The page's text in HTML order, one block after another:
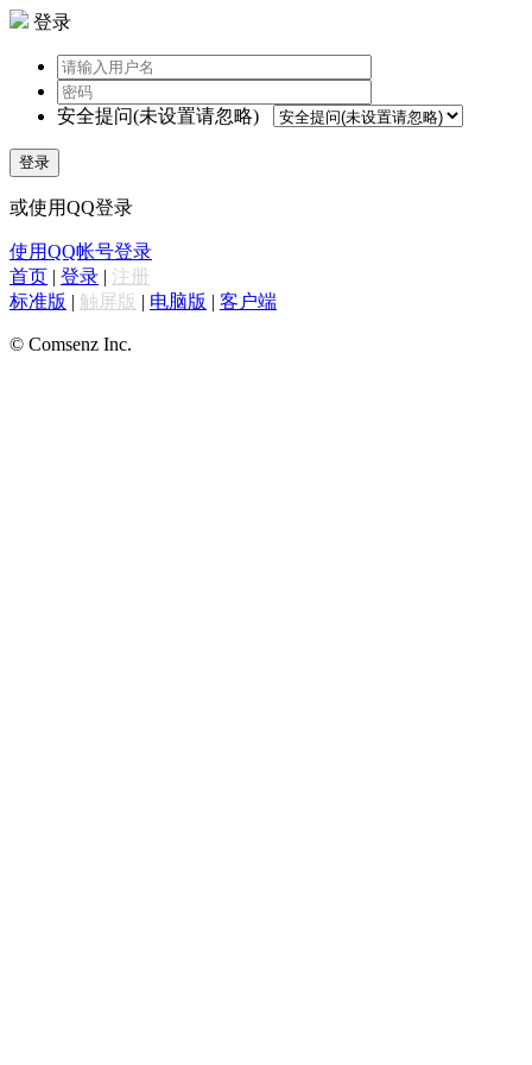
登录
安全提问(未设置请忽略)
登录
或使用QQ登录
使用QQ帐号登录
首页 | 登录 | 注册
标准版 | 触屏版 | 电脑版 | 客户端
© Comsenz Inc.